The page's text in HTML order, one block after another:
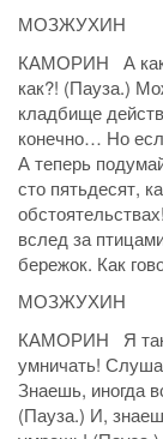
МОЗЖУХИН
КАМОРИН А
как?! (Пауза.)
кладбище
конечно… Но
А теперь
сто пятьдесят,
вслед за
бережок. Как
МОЗЖУХИН
КАМОРИН Я так
умничать!
Знаешь, иногда
(Пауза.) И,